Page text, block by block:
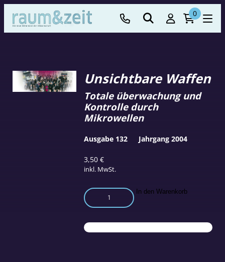
0
Unsichtbare Waffen
3,50€
inkl. MwSt.
Totale überwachung und
Kontrolle durch
Mikrowellen
Unsichtbare
Waffen
In den Warenkorb
Ausgabe 132 Jahrgang 2004